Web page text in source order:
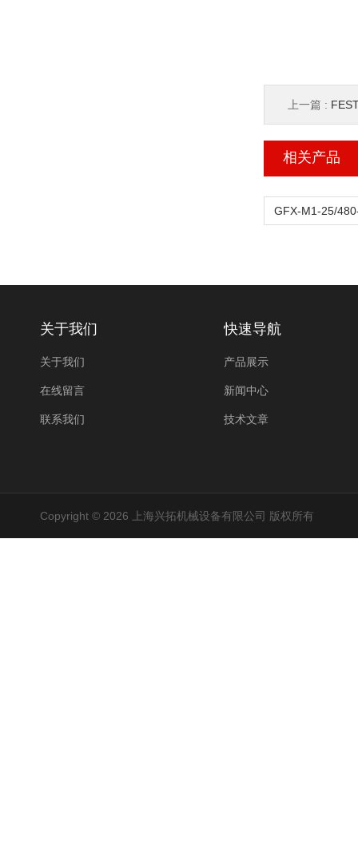
上一篇 :
相关产品
关于我们
关于我们
在线留言
联系我们
快速导航
产品展示
新闻中心
技术文章
Copyright © 2026 上海兴拓机械设备有限公司 版权所有